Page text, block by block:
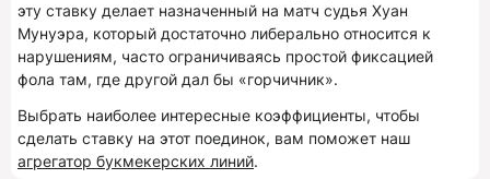
эту ставку делает назначенный на матч судья Хуан
Мунуэра, который достаточно либерально относится к
нарушениям, часто ограничиваясь простой фиксацией
фола там, где другой дал бы «горчичник».
Выбрать наиболее интересные коэффициенты, чтобы
сделать ставку на этот поединок, вам поможет наш
агрегатор букмекерских линий.